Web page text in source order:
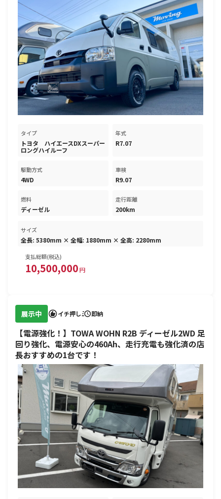
タイプ
トヨタ ハイエースDXスーパー
ロングハイルーフ
年式
R7.07
駆動方式
4WD
車検
R9.07
燃料
ディーゼル
走行距離
200km
サイズ
全長: 5380mm × 全幅: 1880mm × 全高: 2280mm
支払総額(税込)
10,500,000円
展示中 イチ押し 即納
【電源強化！】TOWA WOHN R2B ディーゼル2WD 足
回り強化、電源安心の460Ah、走行充電も強化済の店
長おすすめの1台です！